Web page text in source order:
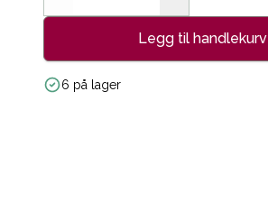
Decrease
Legg til handlekurv
6 på lager